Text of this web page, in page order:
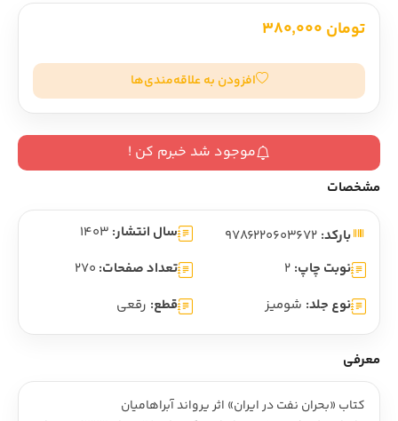
تومان 380,000
افزودن به علاقه‌مندی‌ها
موجود شد خبرم کن !
مشخصات
بارکد: سال انتشار: 1403
نوبت چاپ: 2 تعداد صفحات: 270
نوع جلد: شومیز قطع: رقعی
معرفی
کتاب «بحران نفت در ايران» اثر يرواند آبراهاميان